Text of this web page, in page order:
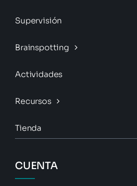
Supervisión
Brainspotting
Actividades
Recursos
Tienda
CUENTA